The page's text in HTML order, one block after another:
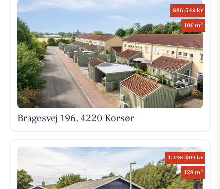
886.548 kr
106 m2
Bragesvej 196, 4220 Korsør
1.498.000 kr
128 m2